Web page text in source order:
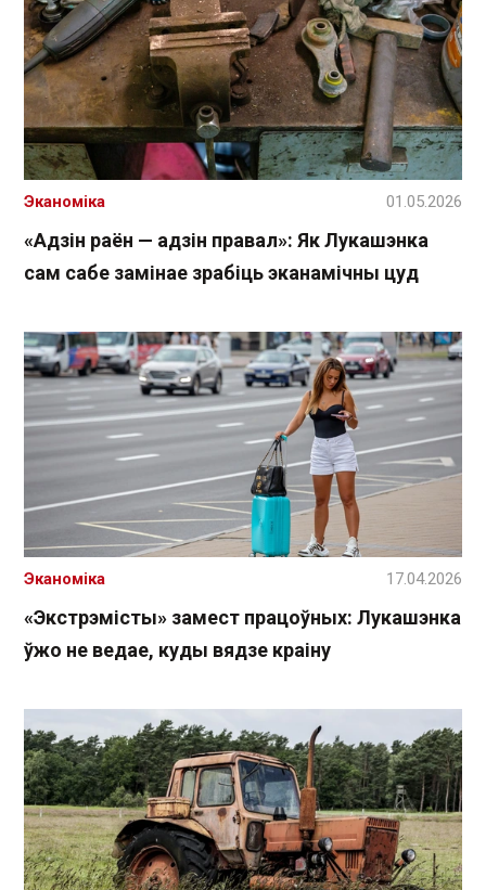
«Адзін раён — адзін правал»: Як Лукашэнка
сам сабе замінае зрабіць эканамічны цуд
Эканоміка 01.05.2026
«Экстрэмісты» замест працоўных: Лукашэнка
ўжо не ведае, куды вядзе краіну
Эканоміка 17.04.2026